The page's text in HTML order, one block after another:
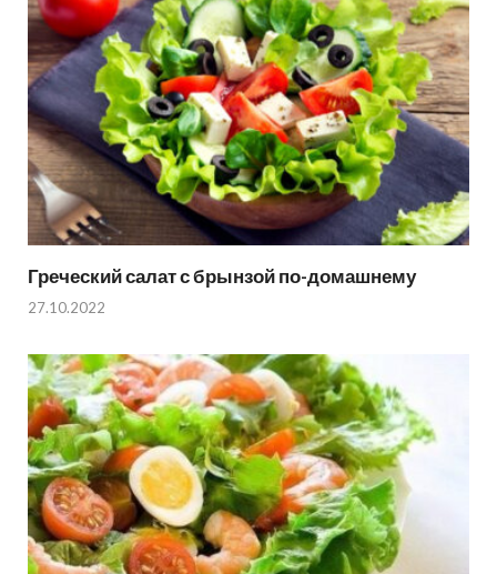
Греческий салат с брынзой по-домашнему
27.10.2022